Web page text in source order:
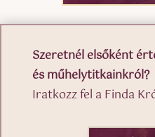
Szeretnél elsőként
és műhelytitkainkról?
Iratkozz fel a Finda